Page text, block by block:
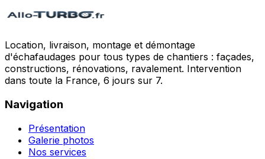
Location, livraison, montage et démontage
d'échafaudages pour tous types de chantiers : façades,
constructions, rénovations, ravalement. Intervention
dans toute la France, 6 jours sur 7.
Navigation
Présentation
Galerie photos
Nos services